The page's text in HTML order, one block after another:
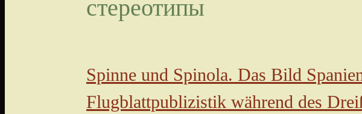
стереотипы
Spinne und Spinola. Das Bild
Flugblattpublizistik während des